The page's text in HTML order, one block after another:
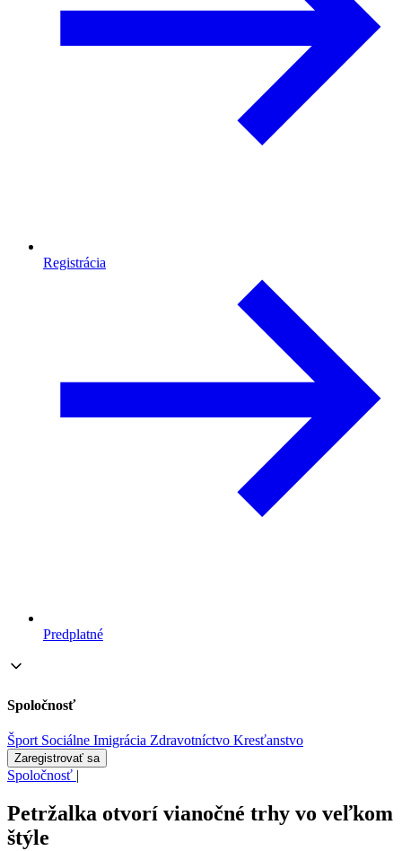
Registrácia
Predplatné
Spoločnosť
Šport Sociálne Imigrácia Zdravotníctvo Kresťanstvo
Zaregistrovať sa
Spoločnosť |
Petržalka otvorí vianočné trhy vo veľkom
štýle